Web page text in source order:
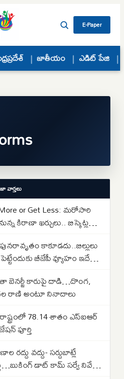
E-Paper
జాతీయం ఎడిట్ పేజి
వార్తలు
or Get Less: మరోసారి
కిరాణా ఖర్చులు.. బిస్కెట్ల
కాకూడదు..బిల్లులు
బీజేపీ వ్యూహం ఇదే
కారుపై దాడి…దొంగ,
రాణి అంటూ నినాదాలు
78.14 శాతం ఎస్ఐఆర్
పూర్తి
రద్దు వద్దు- సర్దుబాట్లే
డాట్ కామ్ సర్వే నివేదిక